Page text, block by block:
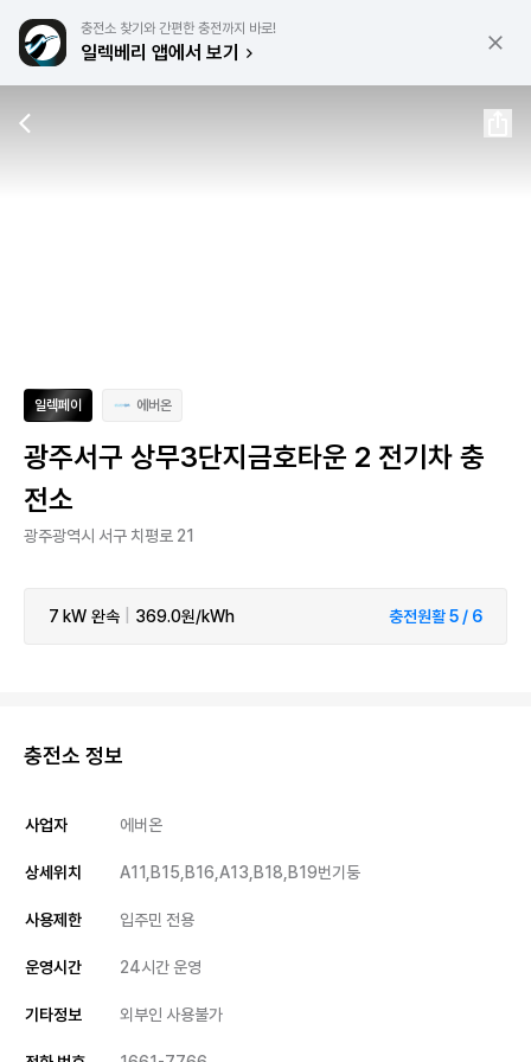
충전소 찾기와 간편한 충전까지 바로!
일렉베리 앱에서 보기
일렉페이 에버온
광주서구 상무3단지금호타운 2 전기차 충
전소
광주광역시 서구 치평로 21
7 kW 완속 369.0원/kWh 충전원활 5 / 6
충전소 정보
사업자 에버온
상세위치 A11,B15,B16,A13,B18,B19번기둥
사용제한 입주민 전용
운영시간 24시간 운영
기타정보 외부인 사용불가